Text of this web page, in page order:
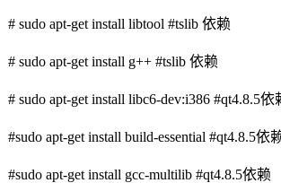
# sudo apt-get install libtool #tslib 依赖
# sudo apt-get install g++ #tslib 依赖
# sudo apt-get install libc6-dev:i386 #qt4.8.5依
#sudo apt-get install build-essential #qt4.8.5依
#sudo apt-get install gcc-multilib #qt4.8.5依赖